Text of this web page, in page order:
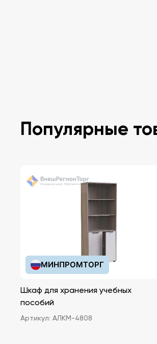
Популярные
МИНПРОМТОРГ
Шкаф для хранения учебных
пособий
Артикул: АЛКМ-4808